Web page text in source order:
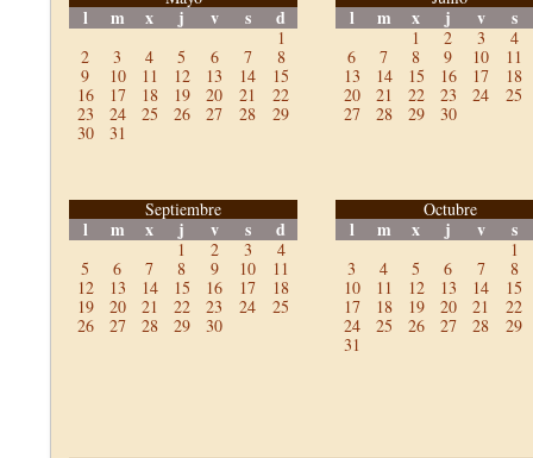
l m x j v s d
1
2
3 4 5 6 7
8
9
10 11 12 13 14
15
16
17 18 19 20 21
22
23
24 25 26 27 28
29
30
31
l m x j v s
1 2 3
4
6
7 8 9 10
11
13
14 15 16 17
18
20
21 22 23 24
25
27
28 29 30
Septiembre
l m x j v s d
1 2 3
4
5
6 7 8 9 10
11
12
13 14 15 16 17
18
19
20 21 22 23 24
25
26
27 28 29 30
Octubre
l m x j v s
1
3
4 5 6 7
8
10
11 12 13 14
15
17
18 19 20 21
22
24
25 26 27 28
29
31